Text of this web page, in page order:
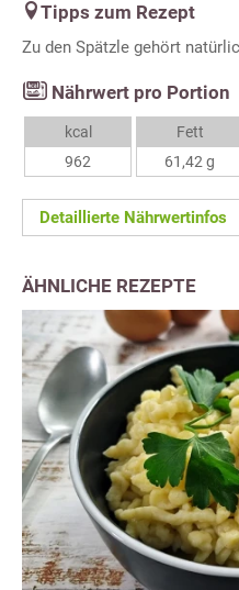
Tipps zum Rezept
Zu den Spätzle gehört
Nährwert pro Portion
kcal
962
Fett
61,42 g
Detaillierte Nährwertinfos
ÄHNLICHE REZEPTE